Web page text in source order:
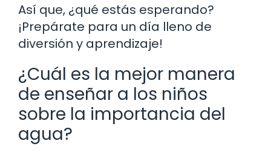
Así que, ¿qué estás esperando?
¡Prepárate para un día lleno de
diversión y aprendizaje!
¿Cuál es la mejor manera
de enseñar a los niños
sobre la importancia del
agua?